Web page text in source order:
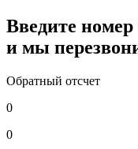
Введите номер
и мы
Обратный отсчет
0
0